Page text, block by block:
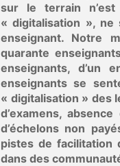
sur le terrain
« digitalisation », ne
enseignant. Notre
quarante
enseignants, d’un
enseignants se
« digitalisation » des
d’examens,
d’échelons non
pistes de facilitation
dans des